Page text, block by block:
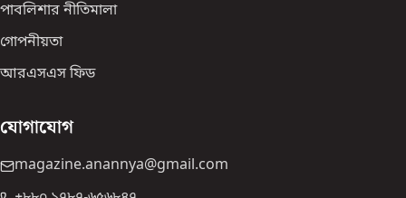
পাবলিশার নীতিমালা
গোপনীয়তা
আরএসএস ফিড
যোগাযোগ
magazine.anannya@gmail.com